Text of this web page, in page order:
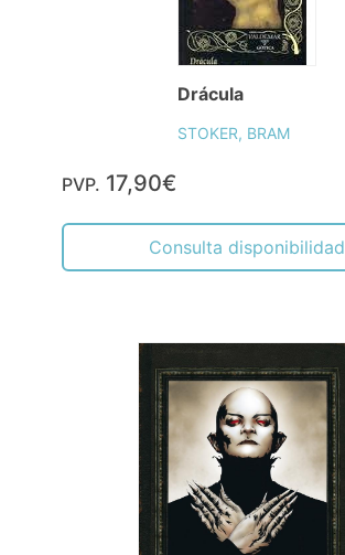
Drácula
STOKER, BRAM
PVP. 17,90€
Consulta disponibilidad